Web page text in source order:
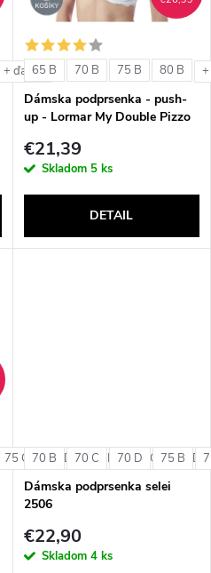
+ ďalšie65 B 70 B 75 B 80 B
Dámska podprsenka - push-
up - Lormar My Double Pizzo
€21,39
Skladom 5 ks
DETAIL
75 C 75 D 80 B 80 C 80 D
70 B 70 C 70 D 75 B
Dámska podprsenka selei
2506
€22,90
Skladom 4 ks